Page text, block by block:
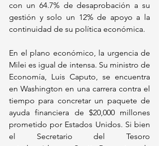
con un 64.7% de desaprobación a su
gestión y solo un 12% de apoyo a la
continuidad de su política económica.
En el plano económico, la urgencia de
Milei es igual de intensa. Su ministro de
Economía, Luis Caputo, se encuentra
en Washington en una carrera contra el
tiempo para concretar un paquete de
ayuda financiera de $20,000 millones
prometido por Estados Unidos. Si bien
el Secretario del Tesoro